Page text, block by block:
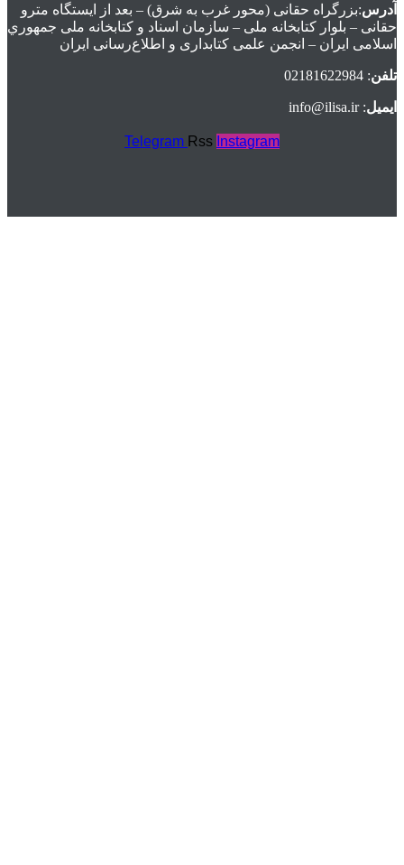
آدرس:بزرگراه حقانی (محور غرب به شرق) – بعد از ايستگاه مترو
حقانی – بلوار كتابخانه ملی – سازمان اسناد و كتابخانه ملی جمهوري
اسلامی ايران – انجمن علمی کتابداری و اطلاع‌رسانی ایران
تلفن: 02181622984
ایمیل: info@ilisa.ir
Telegram Rss Instagram